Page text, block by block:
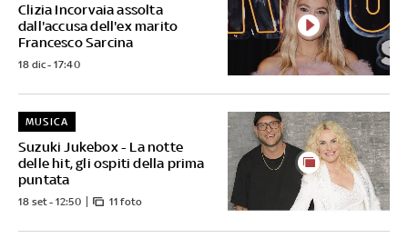
Clizia Incorvaia assolta
dall'accusa dell'ex marito
Francesco Sarcina
18 dic - 17:40
Suzuki Jukebox - La notte
delle hit, gli ospiti della prima
puntata
MUSICA
18 set - 12:50 11 foto